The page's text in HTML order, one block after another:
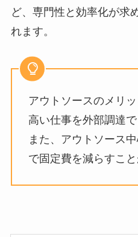
ど、専門性と効率化が求
れます。
アウトソースのメリ
高い仕事を外部調達
また、アウトソース
で固定費を減らすこと